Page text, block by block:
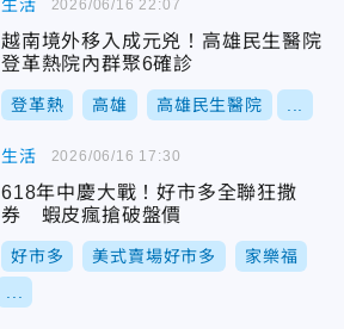
生活
越南境外移入成元兇！高雄民生醫院
登革熱院內群聚6確診
登革熱 高雄 高雄民生醫院
2026/06/16 22:07
生活
618年中慶大戰！好市多全聯狂撒
券 蝦皮瘋搶破盤價
好市多 美式賣場好市多 家樂福
2026/06/16 17:30